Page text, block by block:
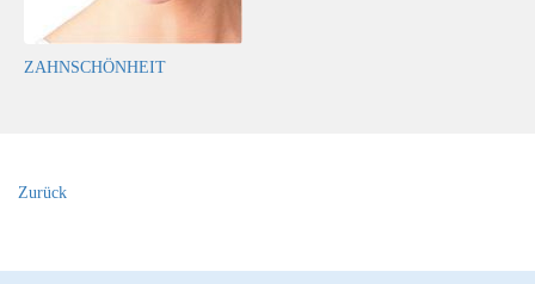
ZAHNSCHÖNHEIT
Zurück